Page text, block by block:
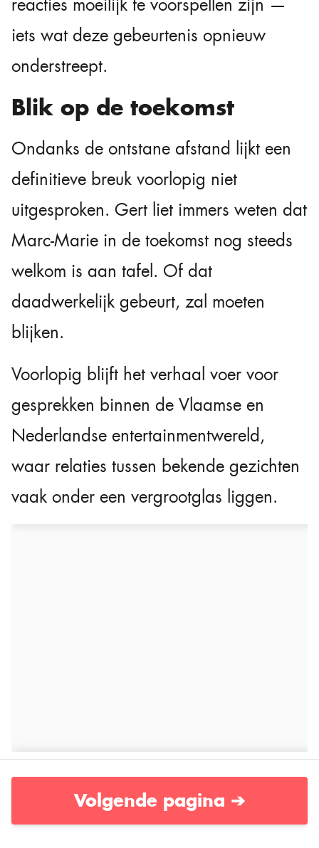
reacties moeilijk te voorspellen zijn —
iets wat deze gebeurtenis opnieuw
onderstreept.
Blik op de toekomst
Ondanks de ontstane afstand lijkt een
definitieve breuk voorlopig niet
uitgesproken. Gert liet immers weten dat
Marc-Marie in de toekomst nog steeds
welkom is aan tafel. Of dat
daadwerkelijk gebeurt, zal moeten
blijken.
Voorlopig blijft het verhaal voer voor
gesprekken binnen de Vlaamse en
Nederlandse entertainmentwereld,
waar relaties tussen bekende gezichten
vaak onder een vergrootglas liggen.
Volgende pagina ➔